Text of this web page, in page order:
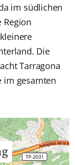
im südlichen
Region
Die
Tarragona
im gesamten